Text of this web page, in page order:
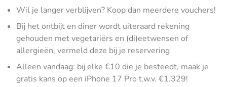
Wil je langer verblijven? Koop dan meerdere vouchers!
Bij het ontbijt en diner wordt uiteraard rekening
gehouden met vegetariërs en (di)eetwensen of
allergieën, vermeld deze bij je reservering
Alleen vandaag: bij elke €10 die je besteedt, maak je
gratis kans op een iPhone 17 Pro t.w.v. €1.329!